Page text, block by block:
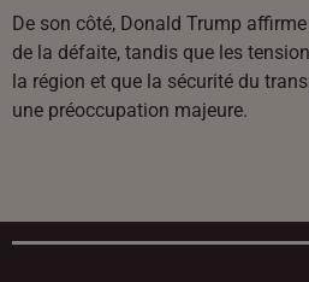
De son côté, Donald Trump
de la défaite, tandis que les
la région et que la sécurité du
une préoccupation majeure.